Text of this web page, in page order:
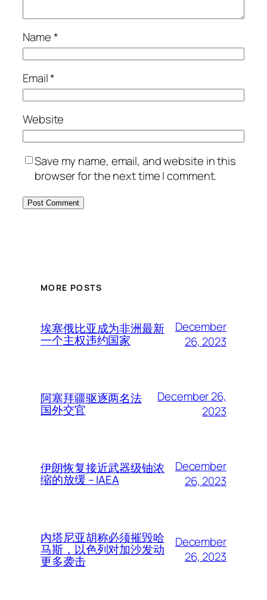
Name*
Email*
Website
Save my name, email, and website in this
browser for the next time I comment.
MORE POSTS
埃塞俄比亚成为非洲最新
一个主权违约国家
December
26, 2023
阿塞拜疆驱逐两名法
国外交官
December 26,
2023
伊朗恢复接近武器级铀浓
缩的放缓 – IAEA
December
26, 2023
内塔尼亚胡称必须摧毁哈
马斯，以色列对加沙发动
更多袭击
December
26, 2023